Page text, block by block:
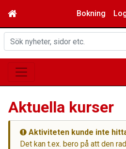
Bokning
Aktuella kurser
Aktiviteten kunde inte
Det kan t.ex. bero på att den